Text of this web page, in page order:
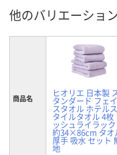
他のバリエーショ
商品名 ヒオリエ 日本製
タンダード フェイ
スタオル ホテルス
タイルタオル 4枚
ッシュライラック
約34×86cm タオ
厚手 吸水 セット
地